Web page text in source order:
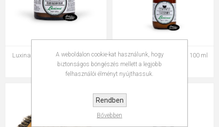
Luxina - Szakáll balzsam 50 ml
4 650 Ft
Luxina - Szakáll sampon 100 ml
5 000 Ft
A weboldalon cookie-kat használunk, hogy
biztonságos böngészés mellett a legjobb
felhasználói élményt nyújthassuk.
Rendben
Bővebben